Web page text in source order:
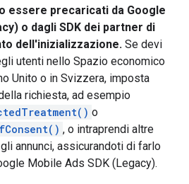
essere precaricati da Google
o dagli SDK dei partner di
dell'inizializzazione. Se devi
utenti nello Spazio economico
Unito o in Svizzera, imposta
richiesta, ad esempio
o
, o intraprendi altre
annunci, assicurandoti di farlo
Mobile Ads SDK (Legacy).